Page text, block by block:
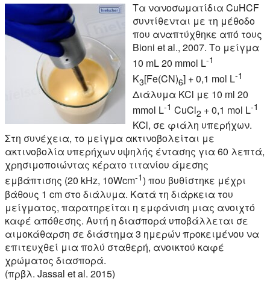
Τα νανοσωματίδια CuHCF
συντίθενται με τη μέθοδο
που αναπτύχθηκε από τους
Bioni et al., 2007. Το μείγμα
10 mL 20 mmol L-1
K3[Fe(CN)6] + 0,1 mol L-1
Διάλυμα KCl με 10 ml 20
mmol L-1 CuCl2 + 0,1 mol L-1
KCl, σε φιάλη υπερήχων.
Στη συνέχεια, το μείγμα ακτινοβολείται με
ακτινοβολία υπερήχων υψηλής έντασης για 60 λεπτά,
χρησιμοποιώντας κέρατο τιτανίου άμεσης
εμβάπτισης (20 kHz, 10Wcm-1) που βυθίστηκε μέχρι
βάθους 1 cm στο διάλυμα. Κατά τη διάρκεια του
μείγματος, παρατηρείται η εμφάνιση μιας ανοιχτό
καφέ απόθεσης. Αυτή η διασπορά υποβάλλεται σε
αιμοκάθαρση σε διάστημα 3 ημερών προκειμένου να
επιτευχθεί μια πολύ σταθερή, ανοικτού καφέ
χρώματος διασπορά.
(πρβλ. Jassal et al. 2015)